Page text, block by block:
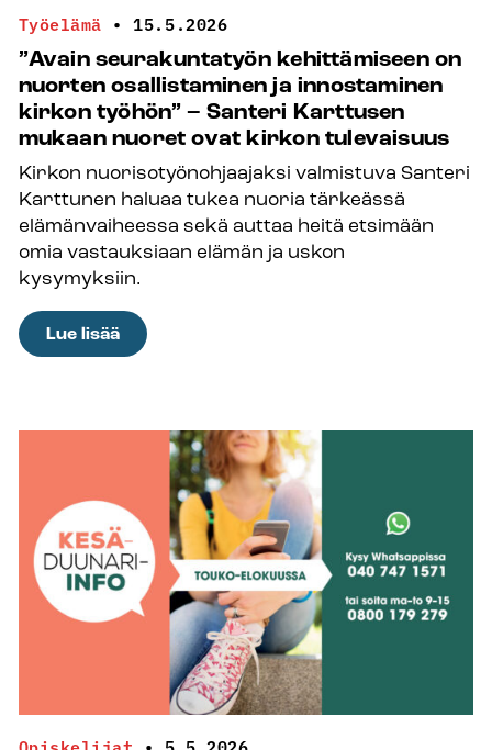
Työelämä • 15.5.2026
”Avain seurakuntatyön kehittämiseen on
nuorten osallistaminen ja innostaminen
kirkon työhön” – Santeri Karttusen
mukaan nuoret ovat kirkon tulevaisuus
Kirkon nuorisotyönohjaajaksi valmistuva Santeri
Karttunen haluaa tukea nuoria tärkeässä
elämänvaiheessa sekä auttaa heitä etsimään
omia vastauksiaan elämän ja uskon
kysymyksiin.
Lue lisää:
”Avain
nuorten
osallistaminen
ja
innostaminen
kirkon
työhön” –
Santeri
Karttusen
mukaan